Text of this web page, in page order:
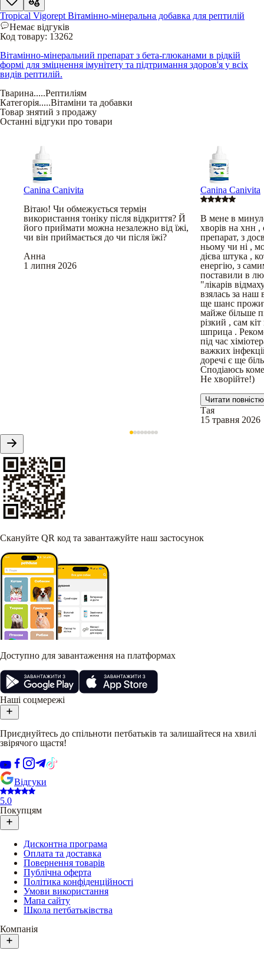
Tropical Vigorept Вітамінно-мінеральна добавка для рептилій
Немає відгуків
Код товару: 13262
Вітамінно-мінеральний препарат з бета-глюканами в рідкій
формі для зміцнення імунітету та підтримання здоров'я у всіх
видів рептилій.
Тварина.....Рептиліям
Категорія.....Вітаміни та добавки
Товар знятий з продажу
Останні відгуки про товари
Canina Canivita
Вітаю! Чи обмежується термін
використання тоніку після відкриття? Й
його приймати можна незалежно від їжі,
чи він приймається до чи після їжі?
Анна
1 липня 2026
Canina Canivita
В мене в
хворів на хнн ,
препарат, з
ньому чи ні ,
дієва штука ,
енергію, з
поставили в
"лікарів
взялась за наш
ще шанс
майже більше
різкий , сам
шприца .
під час
важких
доречі є ще
Сподіаюсь
Не хворійте!)
Читати повністю
Тая
15 травня 2026
Скануйте QR код та завантажуйте наш застосунок
Доступно для завантаження на платформах
Наші соцмережі
Приєднуйтесь до спільноти петбатьків та залишайтеся на хвилі
звірячого щастя!
Відгуки
5.0
Покупцям
Дисконтна програма
Оплата та доставка
Повернення товарів
Публічна оферта
Політика конфіденційності
Умови використання
Мапа сайту
Школа петбатьківства
Компанія